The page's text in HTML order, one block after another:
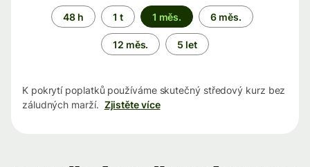
Časové
období
48 h 1 t 1 měs. 6 měs.
12 měs. 5 let
K pokrytí poplatků používáme skutečný středový kurz bez
záludných marží. Zjistěte více